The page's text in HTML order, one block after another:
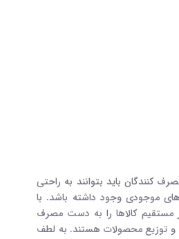
کنندگان باید بتوانند به راحتی
موجودی وجود داشته باشد. با
مستقیم کالاها را به دست مصرف
و توزیع محصولات هستند. به لطف